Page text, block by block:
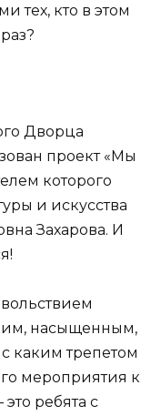
тех, кто в этом
Дворца
проект «Мы
которого
и искусства
Захарова. И
насыщенным,
каким трепетом
мероприятия к
ребята с